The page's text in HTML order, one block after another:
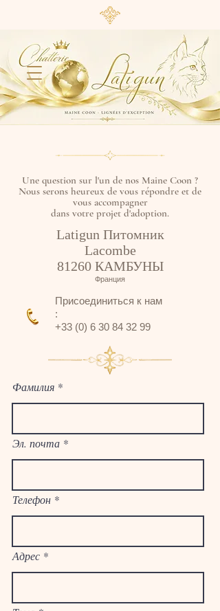
Une question sur l'un de nos Maine Coon ?
Nous serons heureux de vous répondre et de
vous accompagner
dans votre projet d'adoption.
Latigun Питомник
Lacombe
81260 КАМБУНЫ
Франция
Присоединиться к нам
:
+33 (0) 6 30 84 32 99
Фамилия
Эл. почта
Телефон
Адрес